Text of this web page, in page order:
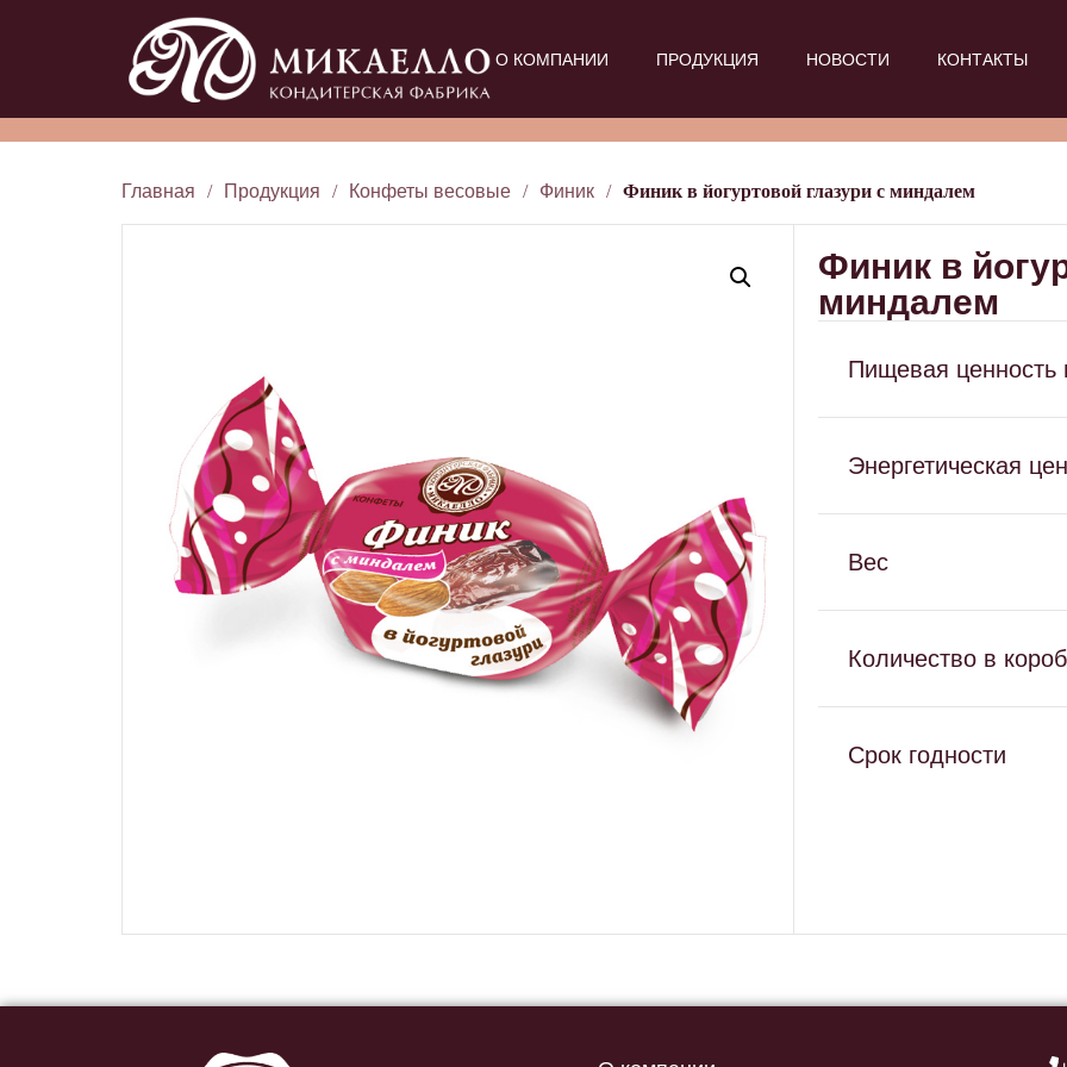
О КОМПАНИИ ПРОДУКЦИЯ НОВОСТИ КОНТАКТЫ
Главная / Продукция / Конфеты весовые / Финик / Финик в йогуртовой глазури с миндалем
Финик в
миндалем
Пищевая ценность
Энергетическая
Вес
Количество в
Срок годности